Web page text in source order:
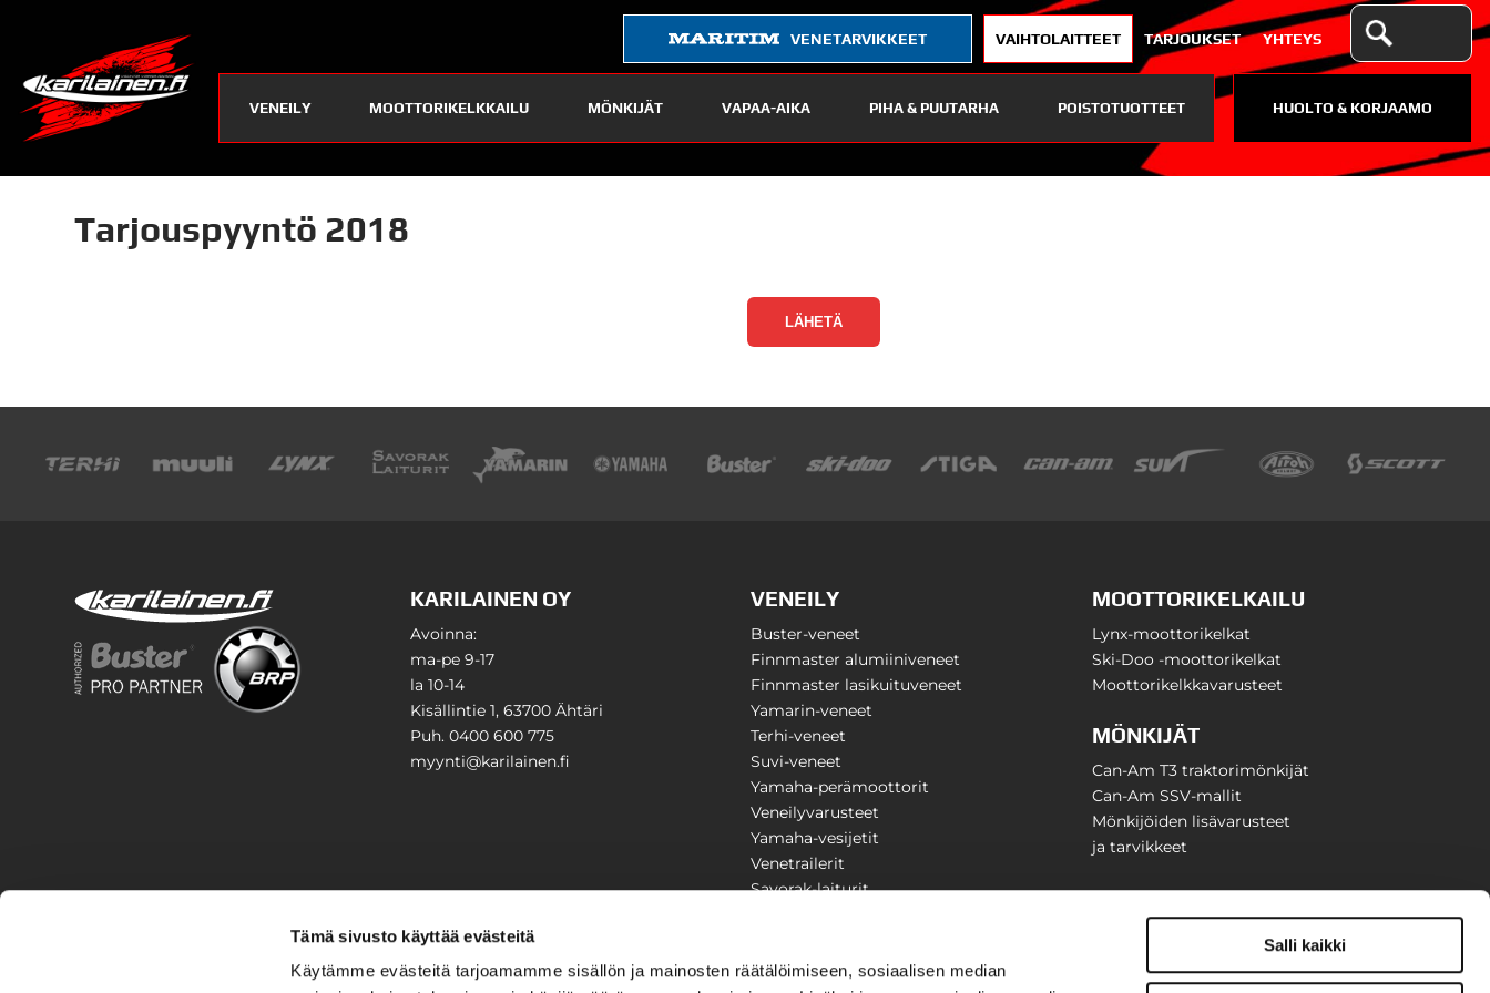
Tämä sivusto käyttää evästeitä
Käytämme evästeitä tarjoamamme sisällön ja mainosten räätälöimiseen, sosiaalisen median
Salli kaikki
VENETARVIKKEET VAIHTOLAITTEET TARJOUKSET YHTEYS
VENEILY MOOTTORIKELKKAILU MÖNKIJÄT VAPAA-AIKA PIHA & PUUTARHA POISTOTUOTTEET HUOLTO & KORJAAMO
Tarjouspyyntö 2018
KARILAINEN OY
Avoinna:
ma-pe 9-17
la 10-14
Kisällintie 1, 63700 Ähtäri
Puh. 0400 600 775
myynti@karilainen.fi
VENEILY
Buster-veneet
Finnmaster alumiiniveneet
Finnmaster lasikuituveneet
Yamarin-veneet
Terhi-veneet
Suvi-veneet
Yamaha-perämoottorit
Veneilyvarusteet
Yamaha-vesijetit
Venetrailerit
Savorak-laiturit
MOOTTORIKELKAILU
Lynx-moottorikelkat
Ski-Doo -moottorikelkat
Moottorikelkkavarusteet
MÖNKIJÄT
Can-Am T3 traktorimönkijät
Can-Am SSV-mallit
Mönkijöiden lisävarusteet
ja tarvikkeet
PIHA & PUUTARHA
Stiga
Yritysesittely